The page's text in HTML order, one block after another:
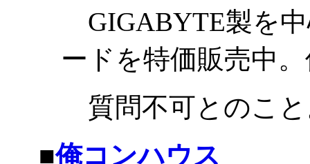
GIGABYTE製を
ードを特価販売中
質問不可とのこ
■俺コンハウス